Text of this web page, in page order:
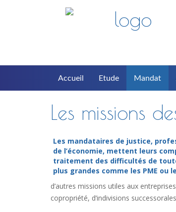
Accueil Etude Mandat
Les missions
Les mandataires de justice,
de l’économie, mettent leurs
traitement des difficultés de
plus grandes comme les PME ou
d’autres missions utiles aux
copropriété, d’indivisions